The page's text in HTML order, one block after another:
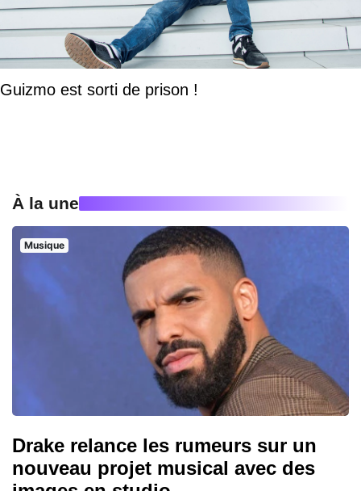
Guizmo est sorti de prison !
À la une
Musique
Drake relance les rumeurs sur un
nouveau projet musical avec des